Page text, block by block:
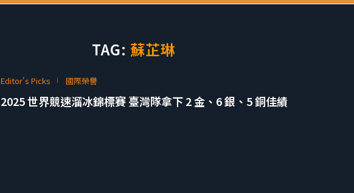
TAG: 蘇芷琳
Editor's Picks 國際榮譽
2025 世界競速溜冰錦標賽 臺灣隊拿下 2 金、6 銀、5 銅佳績